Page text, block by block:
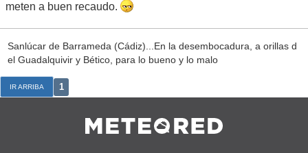
meten a buen recaudo.
Sanlúcar de Barrameda (Cádiz)...En la desembocadura, a orillas d
el Guadalquivir y Bético, para lo bueno y lo malo
IR ARRIBA 1